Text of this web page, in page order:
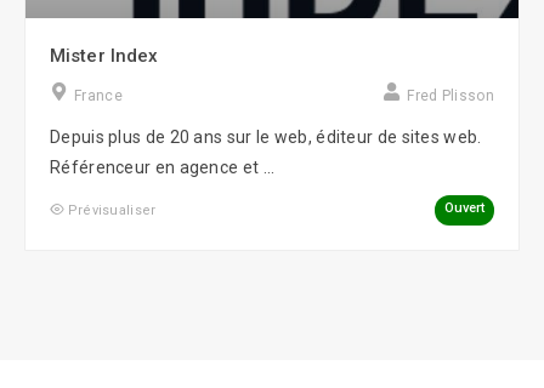
Mister Index
France Fred Plisson
Depuis plus de 20 ans sur le web, éditeur de sites web.
Référenceur en agence et ...
Prévisualiser Ouvert